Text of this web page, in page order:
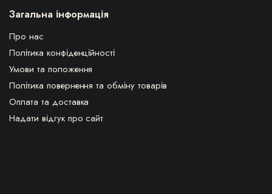
Загальна інформація
Про нас
Політика конфіденційності
Умови та положення
Політика повернення та обміну товарів
Оплата та доставка
Надати відгук про сайт